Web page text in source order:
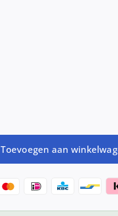
Toevoegen aan